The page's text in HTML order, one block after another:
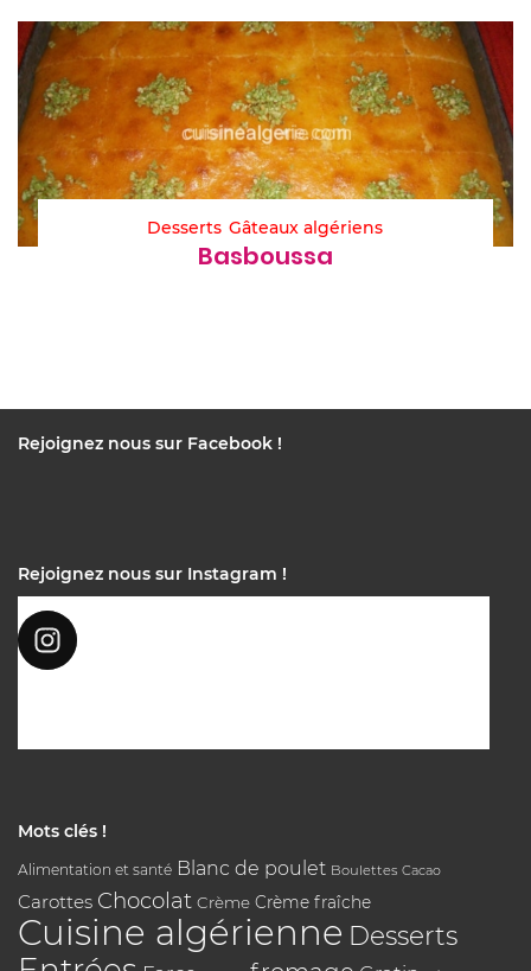
Desserts Gâteaux algériens
Basboussa
Rejoignez nous sur Facebook !
Rejoignez nous sur Instagram !
Mots clés !
Alimentation et santé Blanc de poulet Boulettes Cacao
Carottes Chocolat Crème Crème fraîche
Cuisine algérienne Desserts